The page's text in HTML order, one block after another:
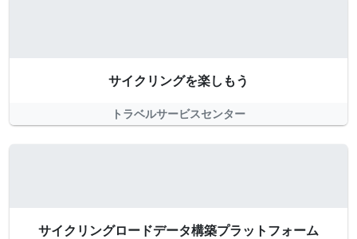
サイクリングを楽しもう
トラベルサービスセンター
サイクリングロードデータ構築プラットフォーム